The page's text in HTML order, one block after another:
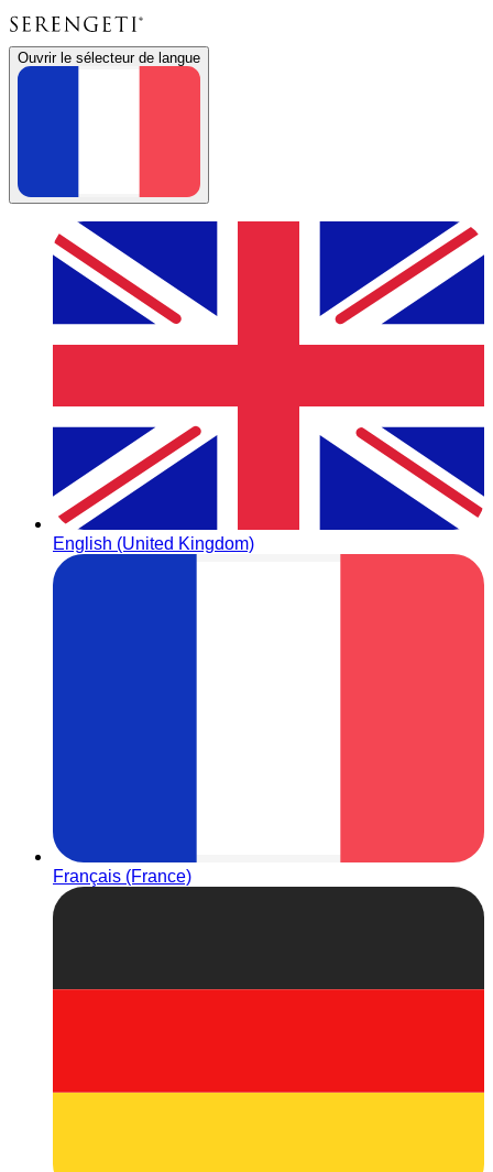
Ouvrir le sélecteur de langue
English (United Kingdom)
Français (France)